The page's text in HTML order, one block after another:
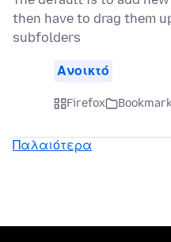
then have to drag them
subfolders
Ανοικτό
Firefox
Παλαιότερα